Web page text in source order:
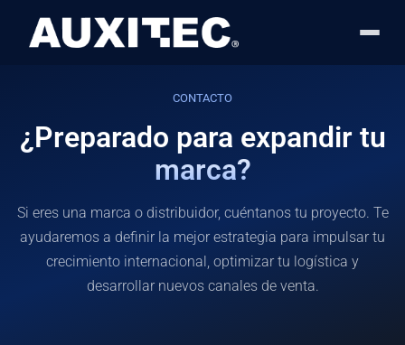
CONTACTO
¿Preparado para expandir tu
marca?
Si eres una marca o distribuidor, cuéntanos tu proyecto. Te
ayudaremos a definir la mejor estrategia para impulsar tu
crecimiento internacional, optimizar tu logística y
desarrollar nuevos canales de venta.